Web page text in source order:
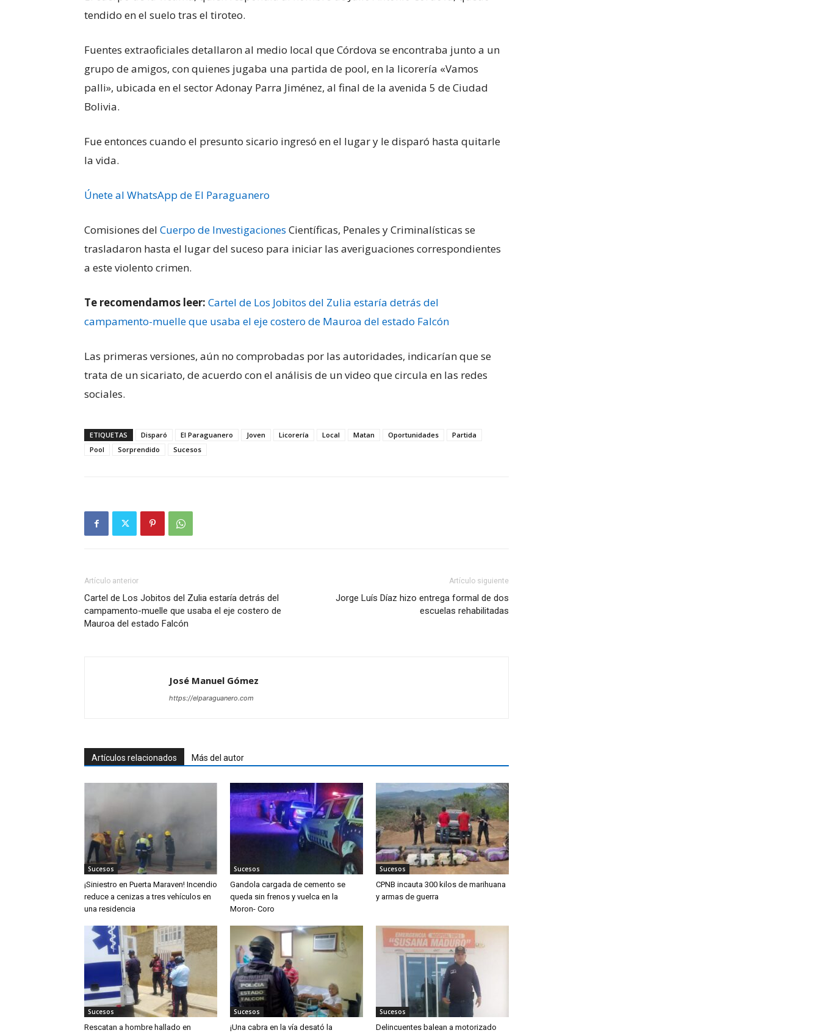
tendido en el suelo tras el tiroteo.
Fuentes extraoficiales detallaron al medio local que Córdova se encontraba junto a un
grupo de amigos, con quienes jugaba una partida de pool, en la licorería «Vamos
palli», ubicada en el sector Adonay Parra Jiménez, al final de la avenida 5 de Ciudad
Bolivia.
Fue entonces cuando el presunto sicario ingresó en el lugar y le disparó hasta quitarle
la vida.
Únete al WhatsApp de El Paraguanero
Comisiones del Cuerpo de Investigaciones Científicas, Penales y Criminalísticas se
trasladaron hasta el lugar del suceso para iniciar las averiguaciones correspondientes
a este violento crimen.
Te recomendamos leer: Cartel de Los Jobitos del Zulia estaría detrás del
campamento-muelle que usaba el eje costero de Mauroa del estado Falcón
Las primeras versiones, aún no comprobadas por las autoridades, indicarían que se
trata de un sicariato, de acuerdo con el análisis de un video que circula en las redes
sociales.
ETIQUETAS Disparó El Paraguanero Joven Licorería Local Matan Oportunidades
Partida
Pool
Sorprendido Sucesos
Artículo anterior
Cartel de Los Jobitos del Zulia estaría detrás del
campamento-muelle que usaba el eje costero de
Mauroa del estado Falcón
Artículo siguiente
Jorge Luís Díaz hizo entrega formal de dos
escuelas rehabilitadas
José Manuel Gómez
https://elparaguanero.com
Artículos relacionados Más del autor
Sucesos
¡Siniestro en Puerta Maraven! Incendio
reduce a cenizas a tres vehículos en
una residencia
Sucesos
Gandola cargada de cemento se
queda sin frenos y vuelca en la
Moron- Coro
Sucesos
CPNB incauta 300 kilos de marihuana
y armas de guerra
Sucesos
Rescatan a hombre hallado en
Sucesos
¡Una cabra en la vía desató la
Sucesos
Delincuentes balean a motorizado